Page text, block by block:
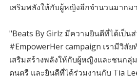
เสริมพลังให้กับผู้หญิงอีกจำนวนมากม
"Beats By Girlz มีความยินดีที่ได้เป็น
#EmpowerHer campaign เรามีวิสั
เสริมสร้างพลังให้กับผู้หญิงและชนกลุ่
ดนตรี และยินดีที่ได้ร่วมงานกับ Tia